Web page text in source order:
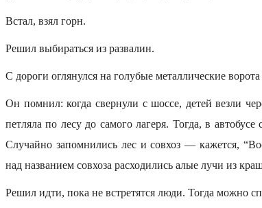
Встал, взял горн.
Решил выбираться из развалин.
С дороги оглянулся на голубые металлические
Он помнил: когда свернули с шоссе, детей везли
петляла по лесу до самого лагеря. Тогда, в
Случайно запомнились лес и совхоз — кажется,
над названием совхоза расходились алые лучи из
Решил идти, пока не встретятся люди. Тогда можно